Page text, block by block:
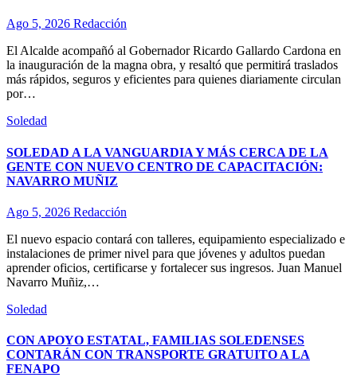
Ago 5, 2026 Redacción
El Alcalde acompañó al Gobernador Ricardo Gallardo Cardona en
la inauguración de la magna obra, y resaltó que permitirá traslados
más rápidos, seguros y eficientes para quienes diariamente circulan
por…
Soledad
SOLEDAD A LA VANGUARDIA Y MÁS CERCA DE LA
GENTE CON NUEVO CENTRO DE CAPACITACIÓN:
NAVARRO MUÑIZ
Ago 5, 2026 Redacción
El nuevo espacio contará con talleres, equipamiento especializado e
instalaciones de primer nivel para que jóvenes y adultos puedan
aprender oficios, certificarse y fortalecer sus ingresos. Juan Manuel
Navarro Muñiz,…
Soledad
CON APOYO ESTATAL, FAMILIAS SOLEDENSES
CONTARÁN CON TRANSPORTE GRATUITO A LA
FENAPO